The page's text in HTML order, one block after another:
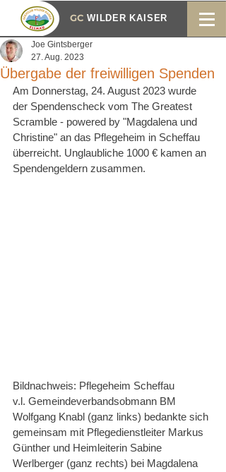
WILDER KAISER
GC
Übergabe der freiwilligen Spenden
Joe Gintsberger
27. Aug. 2023
Am Donnerstag, 24. August 2023 wurde
der Spendenscheck vom The Greatest
Scramble - powered by "Magdalena und
Christine" an das Pflegeheim in Scheffau
überreicht. Unglaubliche 1000 € kamen an
Spendengeldern zusammen.
Bildnachweis: Pflegeheim Scheffau
v.l. Gemeindeverbandsobmann BM
Wolfgang Knabl (ganz links) bedankte sich
gemeinsam mit Pflegedienstleiter Markus
Günther und Heimleiterin Sabine
Werlberger (ganz rechts) bei Magdalena